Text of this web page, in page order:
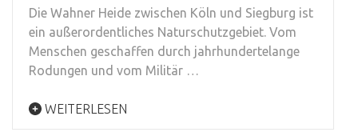
Die Wahner Heide zwischen Köln und Siegburg ist
ein außerordentliches Naturschutzgebiet. Vom
Menschen geschaffen durch jahrhundertelange
Rodungen und vom Militär …
WEITERLESEN